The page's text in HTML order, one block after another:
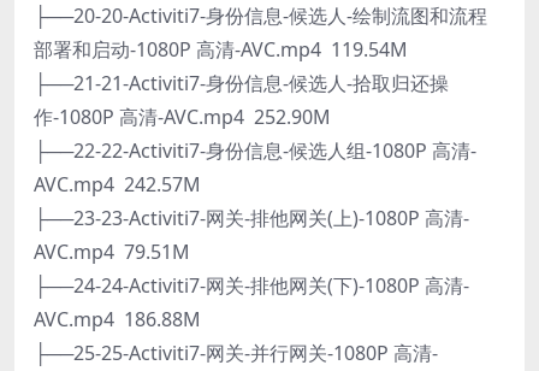
├──20-20-Activiti7-身份信息-候选人-绘制流图和流程
部署和启动-1080P 高清-AVC.mp4 119.54M
├──21-21-Activiti7-身份信息-候选人-拾取归还操
作-1080P 高清-AVC.mp4 252.90M
├──22-22-Activiti7-身份信息-候选人组-1080P 高清-
AVC.mp4 242.57M
├──23-23-Activiti7-网关-排他网关(上)-1080P 高清-
AVC.mp4 79.51M
├──24-24-Activiti7-网关-排他网关(下)-1080P 高清-
AVC.mp4 186.88M
├──25-25-Activiti7-网关-并行网关-1080P 高清-